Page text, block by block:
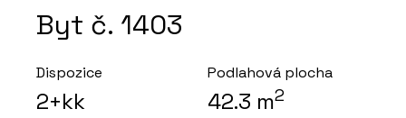
Byt č. 1403
Dispozice
2+kk
Podlahová plocha
42.3 m2